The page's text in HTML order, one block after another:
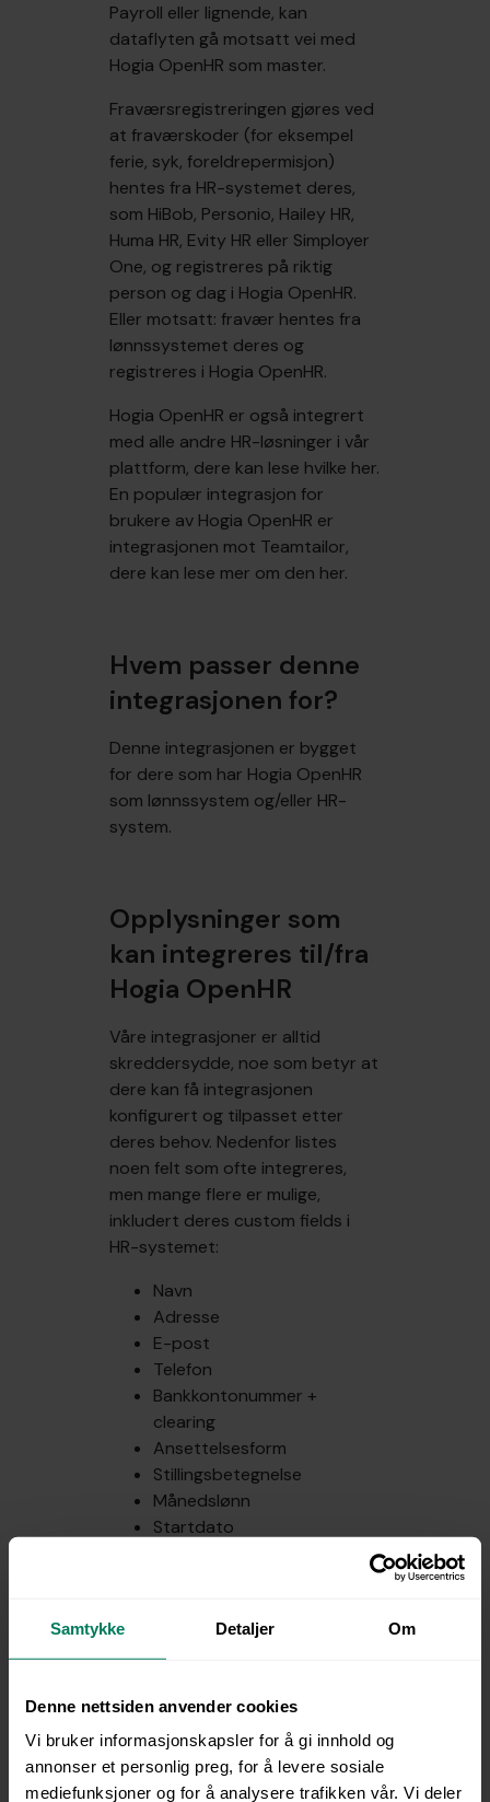
Samtykke Detaljer Om
Denne nettsiden anvender cookies
Vi bruker informasjonskapsler for å gi innhold og
annonser et personlig preg, for å levere sosiale
mediefunksjoner og for å analysere trafikken vår. Vi deler
Payroll eller lignende, kan
dataflyten gå motsatt vei med
Hogia OpenHR som master.
Fraværsregistreringen gjøres ved
at fraværskoder (for eksempel
ferie, syk, foreldrepermisjon)
hentes fra HR-systemet deres,
som HiBob, Personio, Hailey HR,
Huma HR, Evity HR eller Simployer
One, og registreres på riktig
person og dag i Hogia OpenHR.
Eller motsatt: fravær hentes fra
lønnssystemet deres og
registreres i Hogia OpenHR.
Hogia OpenHR er også integrert
med alle andre HR-løsninger i vår
plattform, dere kan lese hvilke her.
En populær integrasjon for
brukere av Hogia OpenHR er
integrasjonen mot Teamtailor,
dere kan lese mer om den her.
Hvem passer denne
integrasjonen for?
Denne integrasjonen er bygget
for dere som har Hogia OpenHR
som lønnssystem og/eller HR-
system.
Opplysninger som
kan integreres til/fra
Hogia OpenHR
Våre integrasjoner er alltid
skreddersydde, noe som betyr at
dere kan få integrasjonen
konfigurert og tilpasset etter
deres behov. Nedenfor listes
noen felt som ofte integreres,
men mange flere er mulige,
inkludert deres custom fields i
HR-systemet:
Navn
Adresse
E-post
Telefon
Bankkontonummer +
clearing
Ansettelsesform
Stillingsbetegnelse
Månedslønn
Startdato
m.fl.
Spør oss, så kan vi legge til felt
dersom det aktuelle API-et
tillater det.